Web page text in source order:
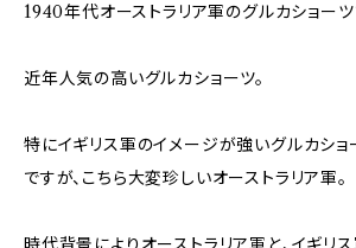
1940年代オーストラリア軍のグルカショーツ
近年人気の高いグルカショーツ。
特にイギリス軍のイメージが強いグルカショ
ですが、こちら大変珍しいオーストラリア軍。